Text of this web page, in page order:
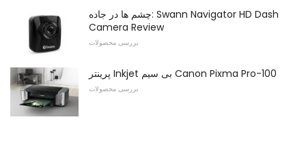
چشم ها در جاده: Swann Navigator HD Dash
Camera Review
بررسی محصولات
پرینتر Inkjet بی سیم Canon Pixma Pro-100
بررسی محصولات